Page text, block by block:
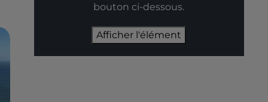
bouton ci-dessous.
Afficher l'élément